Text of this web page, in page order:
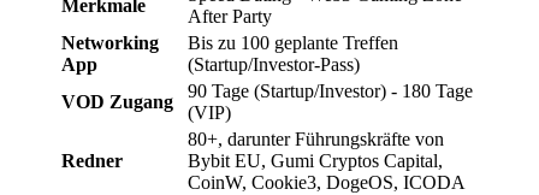
Merkmale
After Party
Networking
App
Bis zu 100 geplante Treffen
(Startup/Investor-Pass)
VOD Zugang
90 Tage (Startup/Investor) - 180 Tage
(VIP)
Redner
80+, darunter Führungskräfte von
Bybit EU, Gumi Cryptos Capital,
CoinW, Cookie3, DogeOS, ICODA